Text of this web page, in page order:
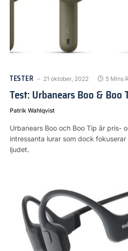
TESTER 21 oktober, 2022 5 Mins
Test: Urbanears Boo & Boo
Patrik Wahlqvist
Urbanears Boo och Boo Tip är pris-
intressanta lurar som dock
ljudet.